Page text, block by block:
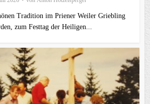
Tradition im Priener Weiler Griebling
zum Festtag der Heiligen...